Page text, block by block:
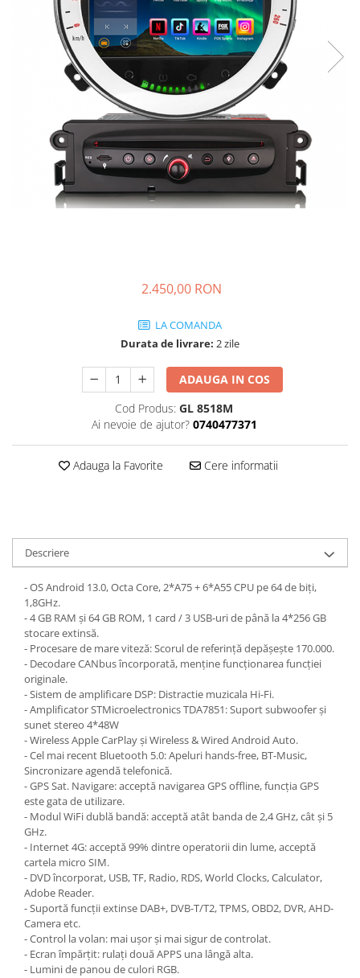
MERCEDES
OPEL / VAUXHALL
PEUGEOT
PORCHE
2.450,00 RON
LA COMANDA
Durata de livrare: 2 zile
ADAUGA IN COS
Cod Produs: GL 8518M
Ai nevoie de ajutor? 0740477371
Adauga la Favorite Cere informatii
Descriere
- OS Android 13.0, Octa Core, 2*A75 + 6*A55 CPU pe 64 de biți,
1,8GHz.
- 4 GB RAM și 64 GB ROM, 1 card / 3 USB-uri de până la 4*256 GB
stocare extinsă.
- Procesare de mare viteză: Scorul de referință depășește 170.000.
- Decodare CANbus încorporată, menține funcționarea funcției
originale.
- Sistem de amplificare DSP: Distractie muzicala Hi-Fi.
- Amplificator STMicroelectronics TDA7851: Suport subwoofer și
sunet stereo 4*48W
- Wireless Apple CarPlay și Wireless & Wired Android Auto.
- Cel mai recent Bluetooth 5.0: Apeluri hands-free, BT-Music,
Sincronizare agendă telefonică.
- GPS Sat. Navigare: acceptă navigarea GPS offline, funcția GPS
este gata de utilizare.
- Modul WiFi dublă bandă: acceptă atât banda de 2,4 GHz, cât și 5
GHz.
- Internet 4G: acceptă 99% dintre operatorii din lume, acceptă
cartela micro SIM.
- DVD încorporat, USB, TF, Radio, RDS, World Clocks, Calculator,
Adobe Reader.
- Suportă funcții extinse DAB+, DVB-T/T2, TPMS, OBD2, DVR, AHD-
Camera etc.
- Control la volan: mai ușor și mai sigur de controlat.
- Ecran împărțit: rulați două APPS una lângă alta.
- Lumini de panou de culori RGB.